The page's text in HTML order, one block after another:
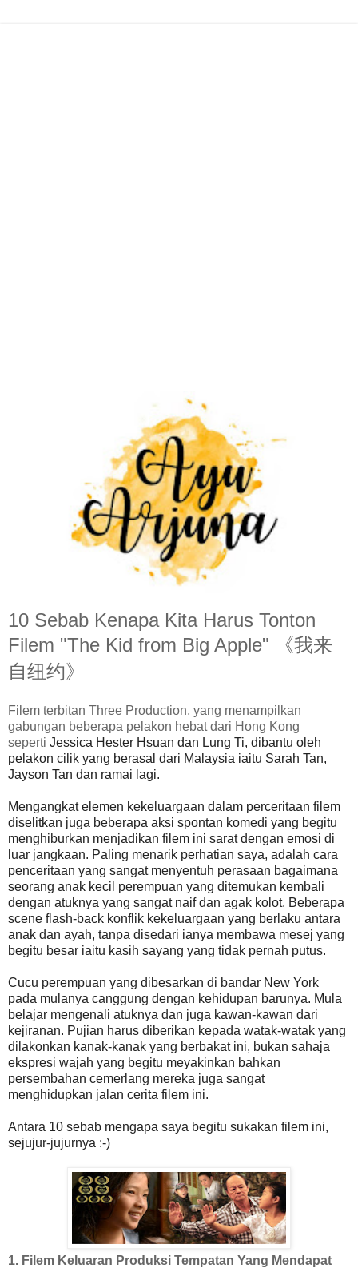
10 Sebab Kenapa Kita Harus Tonton
Filem "The Kid from Big Apple" 《我来
自纽约》
Filem terbitan Three Production, yang menampilkan
gabungan beberapa pelakon hebat dari Hong Kong
seperti Jessica Hester Hsuan dan Lung Ti, dibantu oleh
pelakon cilik yang berasal dari Malaysia iaitu Sarah Tan,
Jayson Tan dan ramai lagi.
Mengangkat elemen kekeluargaan dalam perceritaan filem
diselitkan juga beberapa aksi spontan komedi yang begitu
menghiburkan menjadikan filem ini sarat dengan emosi di
luar jangkaan. Paling menarik perhatian saya, adalah cara
penceritaan yang sangat menyentuh perasaan bagaimana
seorang anak kecil perempuan yang ditemukan kembali
dengan atuknya yang sangat naif dan agak kolot. Beberapa
scene flash-back konflik kekeluargaan yang berlaku antara
anak dan ayah, tanpa disedari ianya membawa mesej yang
begitu besar iaitu kasih sayang yang tidak pernah putus.
Cucu perempuan yang dibesarkan di bandar New York
pada mulanya canggung dengan kehidupan barunya. Mula
belajar mengenali atuknya dan juga kawan-kawan dari
kejiranan. Pujian harus diberikan kepada watak-watak yang
dilakonkan kanak-kanak yang berbakat ini, bukan sahaja
ekspresi wajah yang begitu meyakinkan bahkan
persembahan cemerlang mereka juga sangat
menghidupkan jalan cerita filem ini.
Antara 10 sebab mengapa saya begitu sukakan filem ini,
sejujur-jujurnya :-)
1. Filem Keluaran Produksi Tempatan Yang Mendapat